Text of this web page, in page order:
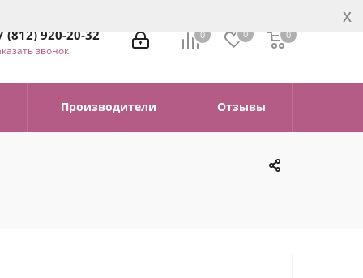
x
0 0 0
0
(812) 920-20-32
звонок
Производители Отзывы